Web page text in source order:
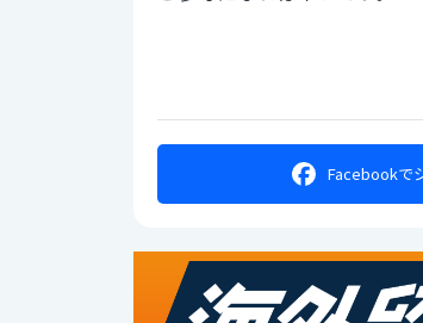
Facebookで